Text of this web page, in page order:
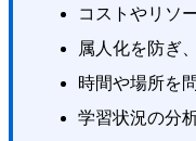
コストやリソ
属人化を防ぎ
時間や場所を
学習状況の分